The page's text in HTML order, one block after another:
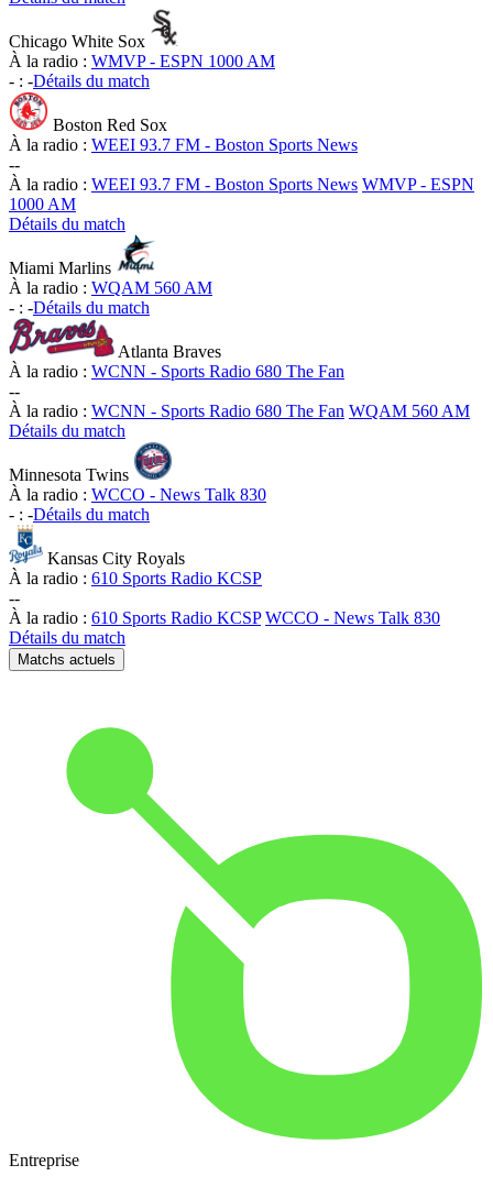
Chicago White Sox
À la radio : WMVP - ESPN 1000 AM
- : -Détails du match
Boston Red Sox
À la radio : WEEI 93.7 FM - Boston Sports News
--
À la radio : WEEI 93.7 FM - Boston Sports News WMVP - ESPN
1000 AM
Détails du match
Miami Marlins
À la radio : WQAM 560 AM
- : -Détails du match
Atlanta Braves
À la radio : WCNN - Sports Radio 680 The Fan
--
À la radio : WCNN - Sports Radio 680 The Fan WQAM 560 AM
Détails du match
Minnesota Twins
À la radio : WCCO - News Talk 830
- : -Détails du match
Kansas City Royals
À la radio : 610 Sports Radio KCSP
--
À la radio : 610 Sports Radio KCSP WCCO - News Talk 830
Détails du match
Matchs actuels
Entreprise